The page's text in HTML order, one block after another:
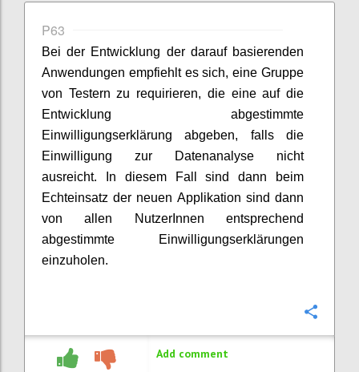
P63
Bei der Entwicklung der darauf basierenden
Anwendungen empfiehlt es sich, eine Gruppe
von Testern zu requirieren, die eine auf die
Entwicklung abgestimmte
Einwilligungserklärung abgeben, falls die
Einwilligung zur Datenanalyse nicht
ausreicht. In diesem Fall sind dann beim
Echteinsatz der neuen Applikation sind dann
von allen NutzerInnen entsprechend
abgestimmte Einwilligungserklärungen
einzuholen.
Add comment